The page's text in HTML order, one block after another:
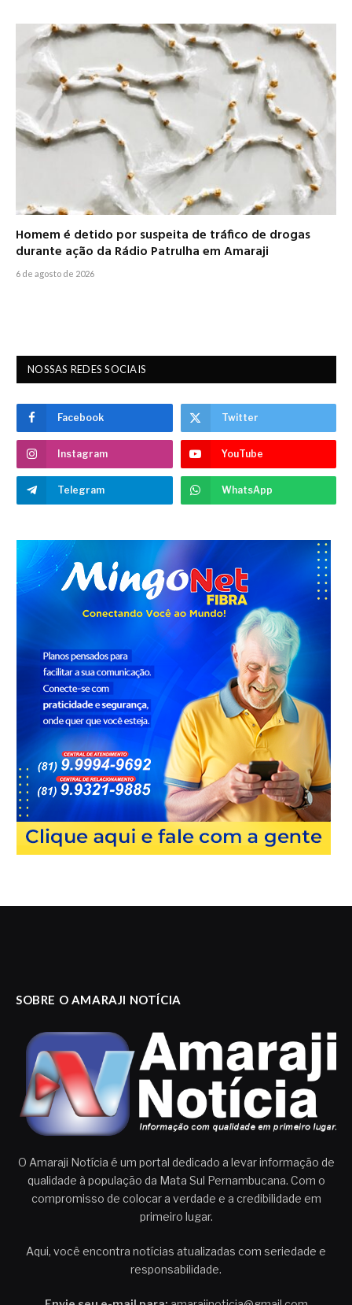
Homem é detido por suspeita de tráfico de drogas
durante ação da Rádio Patrulha em Amaraji
6 de agosto de 2026
NOSSAS REDES SOCIAIS
Facebook Twitter
Instagram YouTube
Telegram WhatsApp
SOBRE O AMARAJI NOTÍCIA
O Amaraji Notícia é um portal dedicado a levar informação de
qualidade à população da Mata Sul Pernambucana. Com o
compromisso de colocar a verdade e a credibilidade em
primeiro lugar.
Aqui, você encontra notícias atualizadas com seriedade e
responsabilidade.